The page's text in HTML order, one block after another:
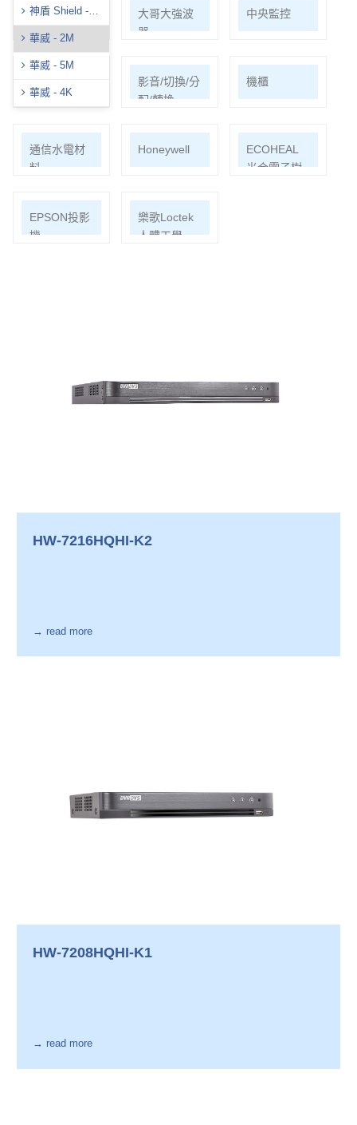
神盾 Shield -
4K
華威 - 2M
華威 - 5M
華威 - 4K
車道系統
大哥大強波
器
中央監控
影音/切換/分
配/轉換
機櫃
通信水電材
料
Honeywell
ECOHEAL
光合電子樹
EPSON投影
機
樂歌Loctek
人體工學
HW-7216HQHI-K2
→ read more
HW-7208HQHI-K1
→ read more